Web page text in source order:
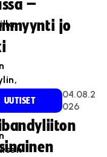
–
jo
UUTISET
04.08.2
026